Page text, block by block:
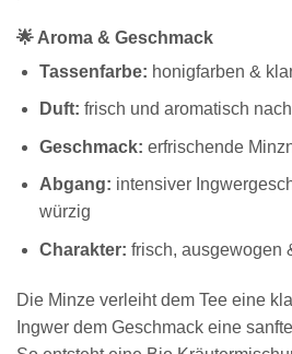
🌟 Aroma & Geschmack
Tassenfarbe: honigfarben &
Duft: frisch und aromatisch
Geschmack: erfrischende
Abgang: intensiver
würzig
Charakter: frisch, ausgewogen
Die Minze verleiht dem Tee eine
Ingwer dem Geschmack eine